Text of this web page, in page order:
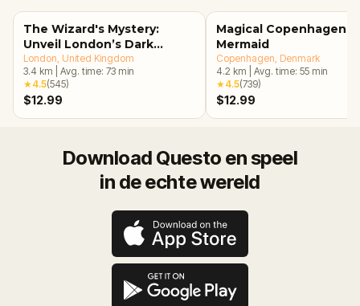
The Wizard's Mystery:
Unveil London’s Dark
Secrets Escape Game
London , United Kingdom
3.4 km Avg. time: 73 min
★4.5(545)
$12.99
Magical Copenhagen:
Mermaid
Copenhagen , Denmark
4.2 km Avg. time: 55 min
★4.5(739)
$12.99
Download Questo en speel
in de echte wereld